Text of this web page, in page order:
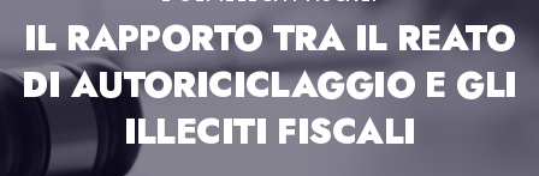
IL RAPPORTO TRA IL REATO
DI AUTORICICLAGGIO E GLI
ILLECITI FISCALI